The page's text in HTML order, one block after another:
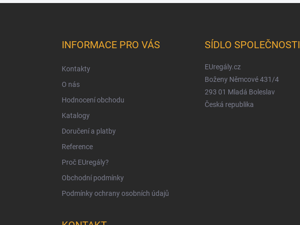
INFORMACE PRO VÁS
Kontakty
O nás
Hodnocení obchodu
Katalogy
Doručení a platby
Reference
Proč EUregály?
Obchodní podmínky
Podmínky ochrany osobních údajů
SÍDLO SPOLEČNOSTI
EUregály.cz
Boženy Němcové 431/4
293 01 Mladá Boleslav
Česká republika